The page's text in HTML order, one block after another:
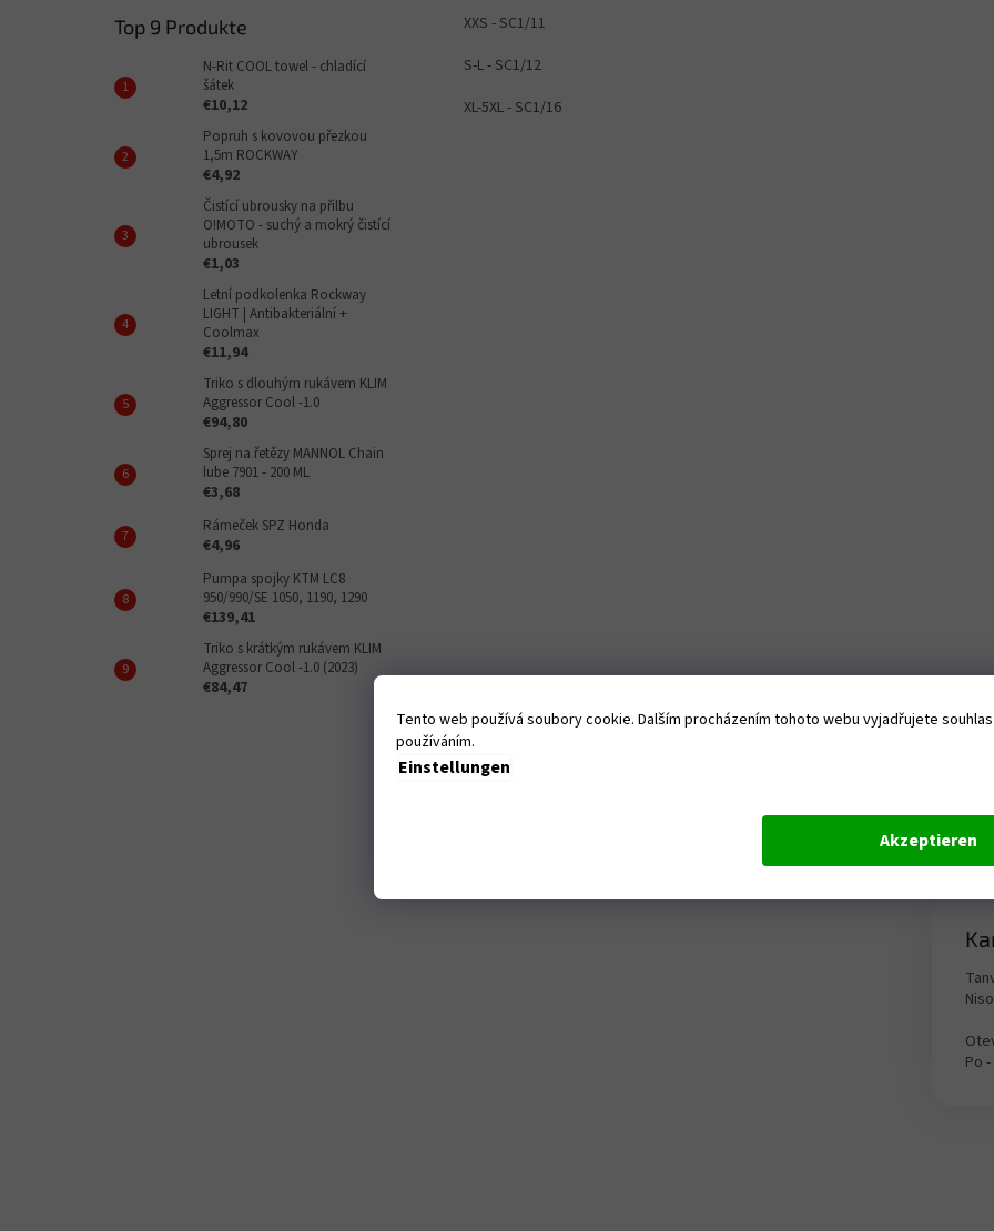
Tento web používá soubory cookie. Dalším procházením tohoto webu vyjadřujete
používáním.
Einstellungen
Akzeptieren
Top 9 Produkte
N-Rit COOL towel - chladící
šátek
€10,12
Popruh s kovovou přezkou
1,5m ROCKWAY
€4,92
Čistící ubrousky na přilbu
O!MOTO - suchý a mokrý čistící
ubrousek
€1,03
Letní podkolenka Rockway
LIGHT | Antibakteriální +
Coolmax
€11,94
Triko s dlouhým rukávem KLIM
Aggressor Cool -1.0
€94,80
Sprej na řetězy MANNOL Chain
lube 7901 - 200 ML
€3,68
Rámeček SPZ Honda
€4,96
Pumpa spojky KTM LC8
950/990/SE 1050, 1190, 1290
€139,41
Triko s krátkým rukávem KLIM
Aggressor Cool -1.0 (2023)
€84,47
XXS - SC1/11
S-L - SC1/12
XL-5XL - SC1/16
Po